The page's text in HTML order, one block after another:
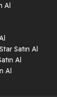
Al
Satın Al
Al
Al